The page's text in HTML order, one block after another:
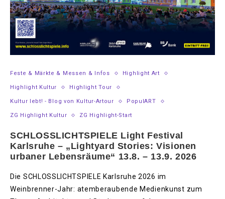
Feste & Märkte & Messen & Infos Highlight Art
Highlight Kultur Highlight Tour
Kultur lebt! - Blog von Kultur-Artour PopulART
ZG Highlight Kultur ZG Highlight-Start
SCHLOSSLICHTSPIELE Light Festival
Karlsruhe – „Lightyard Stories: Visionen
urbaner Lebensräume“ 13.8. – 13.9. 2026
Die SCHLOSSLICHTSPIELE Karlsruhe 2026 im
Weinbrenner-Jahr: atemberaubende Medienkunst zum